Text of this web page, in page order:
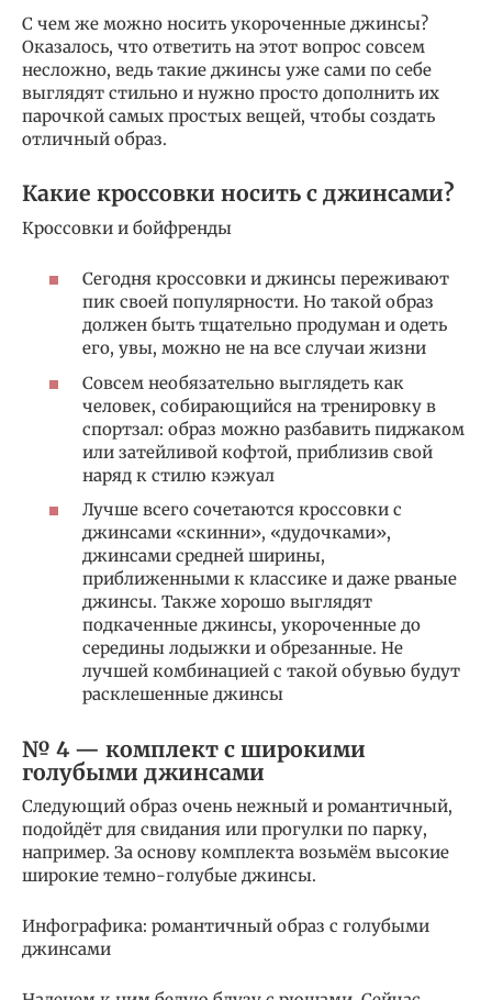
С чем же можно носить укороченные джинсы?
Оказалось, что ответить на этот вопрос совсем
несложно, ведь такие джинсы уже сами по себе
выглядят стильно и нужно просто дополнить их
парочкой самых простых вещей, чтобы создать
отличный образ.
Какие кроссовки носить с джинсами?
Кроссовки и бойфренды
Сегодня кроссовки и джинсы переживают
пик своей популярности. Но такой образ
должен быть тщательно продуман и одеть
его, увы, можно не на все случаи жизни
Совсем необязательно выглядеть как
человек, собирающийся на тренировку в
спортзал: образ можно разбавить пиджаком
или затейливой кофтой, приблизив свой
наряд к стилю кэжуал
Лучше всего сочетаются кроссовки с
джинсами «скинни», «дудочками»,
джинсами средней ширины,
приближенными к классике и даже рваные
джинсы. Также хорошо выглядят
подкаченные джинсы, укороченные до
середины лодыжки и обрезанные. Не
лучшей комбинацией с такой обувью будут
расклешенные джинсы
№ 4 — комплект с широкими
голубыми джинсами
Следующий образ очень нежный и романтичный,
подойдёт для свидания или прогулки по парку,
например. За основу комплекта возьмём высокие
широкие темно-голубые джинсы.
Инфографика: романтичный образ с голубыми
джинсами